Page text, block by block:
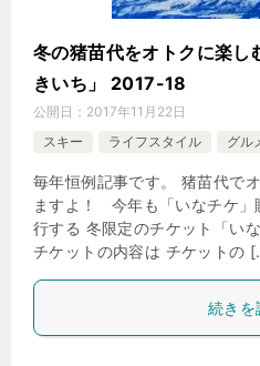
冬の猪苗代をオトクに楽し
きいち」 2017-18
公開日： 2017年11月22日
スキー
ライフスタイル グル
毎年恒例記事です。 猪苗代で
ますよ！ 今年も「いなチケ」
行する 冬限定のチケット「い
チケットの内容は チケットの
続きを